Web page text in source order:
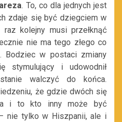
. To, co dla jednych jest
zdaje się być dziegciem w
kolejny musi przełknąć
nie ma tego złego co
Bodziec w postaci zmiany
stymulujący i udowodnił
walczyć do końca.
że gdzie dwóch się
i to kto inny może być
nie tylko w Hiszpanii, ale i